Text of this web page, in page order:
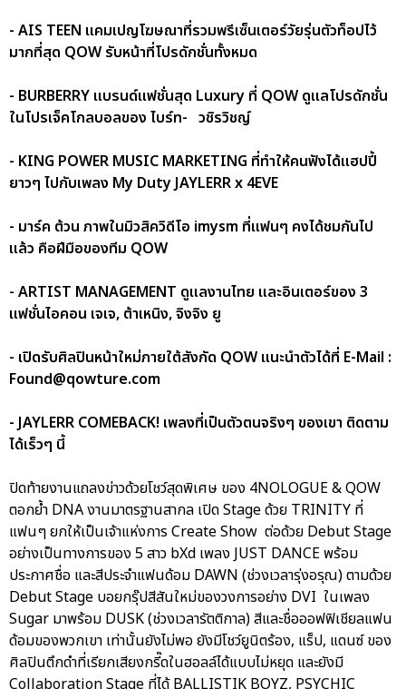
- AIS TEEN แคมเปญโฆษณาที่รวมพรีเซ็นเตอร์วัยรุ่นตัวท็อปไว้
มากที่สุด QOW รับหน้าที่โปรดักชั่นทั้งหมด
- BURBERRY แบรนด์แฟชั่นสุด Luxury ที่ QOW ดูแลโปรดักชั่น
ในโปรเจ็คโกลบอลของ ไบร์ท- วชิรวิชญ์
- KING POWER MUSIC MARKETING ที่ทำให้คนฟังได้แฮปปี้
ยาวๆ ไปกับเพลง My Duty JAYLERR x 4EVE
- มาร์ค ต้วน ภาพในมิวสิควิดีโอ imysm ที่แฟนๆ คงได้ชมกันไป
แล้ว คือฝีมือของทีม QOW
- ARTIST MANAGEMENT ดูแลงานไทย และอินเตอร์ของ 3
แฟชั่นไอคอน เจเจ, ต้าเหนิง, จิงจิง ยู
- เปิดรับศิลปินหน้าใหม่ภายใต้สังกัด QOW แนะนำตัวได้ที่ E-Mail :
Found@qowture.com
- JAYLERR COMEBACK! เพลงที่เป็นตัวตนจริงๆ ของเขา ติดตาม
ได้เร็วๆ นี้
ปิดท้ายงานแถลงข่าวด้วยโชว์สุดพิเศษ ของ 4NOLOGUE & QOW
ตอกย้ำ DNA งานมาตรฐานสากล เปิด Stage ด้วย TRINITY ที่
แฟนๆ ยกให้เป็นเจ้าแห่งการ Create Show ต่อด้วย Debut Stage
อย่างเป็นทางการของ 5 สาว bXd เพลง JUST DANCE พร้อม
ประกาศชื่อ และสีประจำแฟนด้อม DAWN (ช่วงเวลารุ่งอรุณ) ตามด้วย
Debut Stage บอยกรุ๊ปสีสันใหม่ของวงการอย่าง DVI ในเพลง
Sugar มาพร้อม DUSK (ช่วงเวลารัตติกาล) สีและชื่อออฟฟิเชียลแฟน
ด้อมของพวกเขา เท่านั้นยังไม่พอ ยังมีโชว์ยูนิตร้อง, แร็ป, แดนซ์ ของ
ศิลปินตึกดำที่เรียกเสียงกรี๊ดในฮอลล์ได้แบบไม่หยุด และยังมี
Collaboration Stage ที่ได้ BALLISTIK BOYZ, PSYCHIC